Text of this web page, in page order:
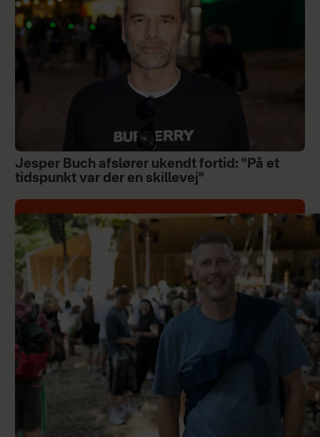
Jesper Buch afslører ukendt fortid: "På et
tidspunkt var der en skillevej"